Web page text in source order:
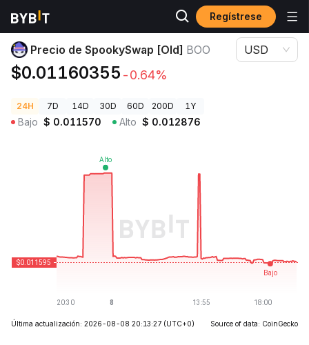
Regístrese
Precios de Criptomonedas Precio de SpookySwap [Old] BOO
Precio de SpookySwap [Old] BOO
$0.01160355 -0.64%
USD
24H 7D 14D 30D 60D 200D 1Y
Bajo $ 0.011570 Alto $ 0.012876
Última actualización: 2026-08-08 20:13:27 (UTC+0) Source of data: CoinGecko